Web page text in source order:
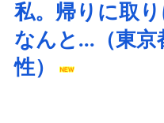
私。帰りに取り
なんと...（東京
性）